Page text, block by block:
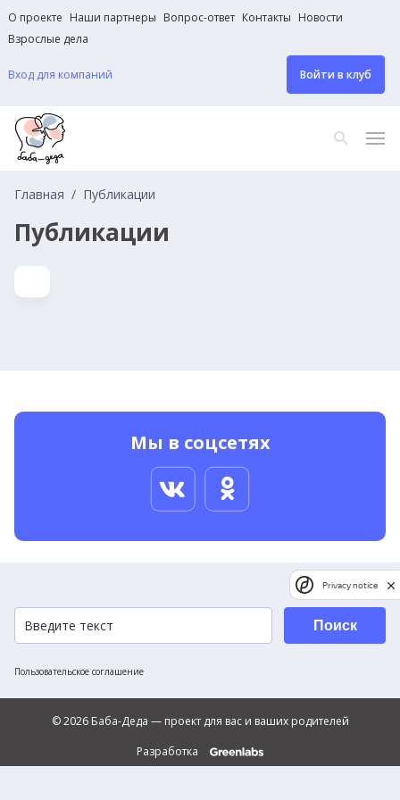
О проекте Наши партнеры Вопрос-ответ Контакты Новости
Взрослые дела
Вход для компаний Войти в клуб
Главная Публикации
Публикации
Мы в соцсетях
Пользовательское соглашение
Поиск
© 2026 Баба-Деда — проект для вас и ваших родителей
Разработка
Privacy notice